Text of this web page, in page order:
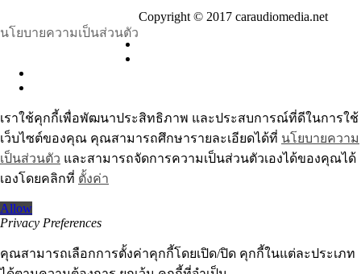
นโยบายความเป็นส่วนตัว
Copyright © 2017 caraudiomedia.net
เราใช้คุกกี้เพื่อพัฒนาประสิทธิภาพ และประสบการณ์ที่ดีในการใช้
เว็บไซต์ของคุณ คุณสามารถศึกษารายละเอียดได้ที่ นโยบายความ
เป็นส่วนตัว และสามารถจัดการความเป็นส่วนตัวเองได้ของคุณได้
เองโดยคลิกที่ ตั้งค่า
Allow
Privacy Preferences
คุณสามารถเลือกการตั้งค่าคุกกี้โดยเปิด/ปิด คุกกี้ในแต่ละประเภท